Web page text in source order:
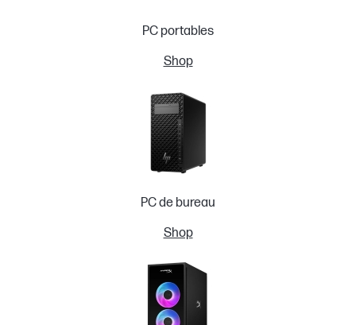
PC portables
Shop
PC de bureau
Shop